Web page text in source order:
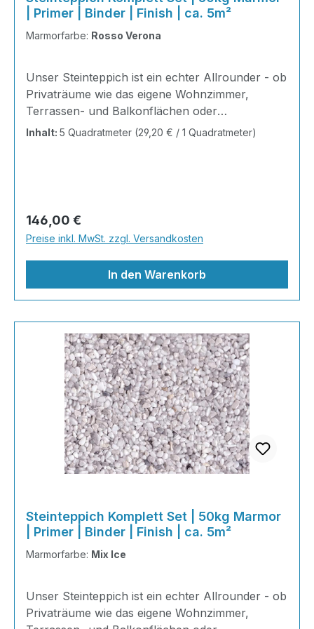
| Primer | Binder | Finish | ca. 5m²
Marmorfarbe: Rosso Verona
Unser Steinteppich ist ein echter Allrounder - ob
Privaträume wie das eigene Wohnzimmer,
Terrassen- und Balkonflächen oder
Gewerbeobjekte und Austellungsräume; unsere
und einfach zu verlegen. Stöbern Sie in unserem
Shop nach Ihrer Lieblingsfarbe und legen Sie
gleich los!Inhalt 2x25kg Marmorsteine 1kg
Grundierung AT-EG30 4kg Ste
Inhalt: 5 Quadratmeter (29,20 € / 1 Quadratmeter)
Regulärer Preis:
146,00 €
Preise inkl. MwSt. zzgl. Versandkosten
In den Warenkorb
Steinteppich Komplett Set | 50kg Marmor
| Primer | Binder | Finish | ca. 5m²
Marmorfarbe: Mix Ice
Unser Steinteppich ist ein echter Allrounder - ob
Privaträume wie das eigene Wohnzimmer,